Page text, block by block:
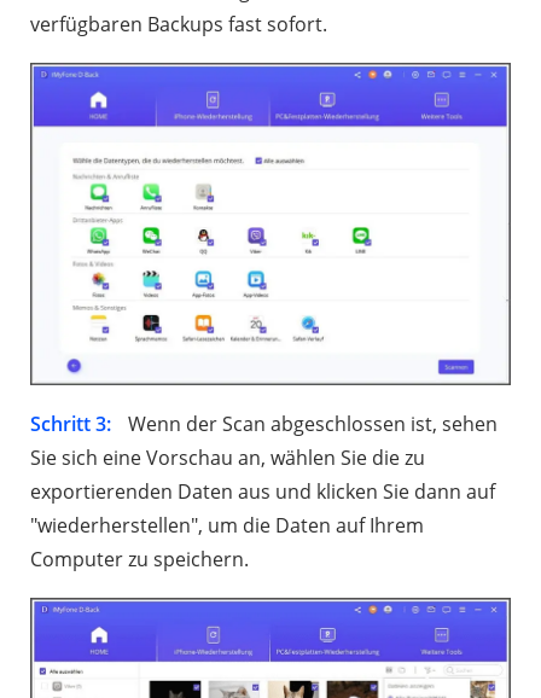
verfügbaren Backups fast sofort.
Schritt 3:
Wenn der Scan abgeschlossen ist, sehen
Sie sich eine Vorschau an, wählen Sie die zu
exportierenden Daten aus und klicken Sie dann auf
"wiederherstellen", um die Daten auf Ihrem
Computer zu speichern.